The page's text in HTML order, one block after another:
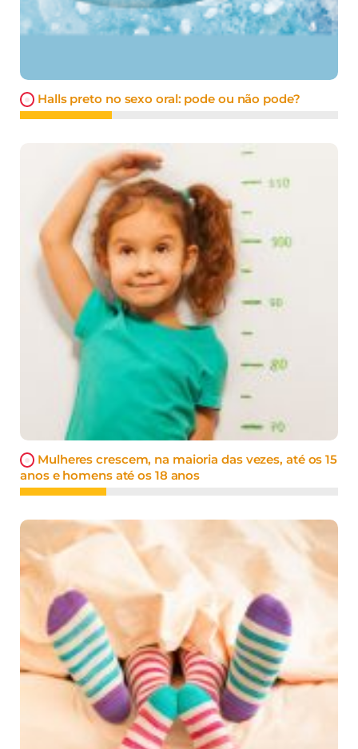
Halls preto no sexo oral: pode ou não pode?
Mulheres crescem, na maioria das vezes, até os 15
anos e homens até os 18 anos